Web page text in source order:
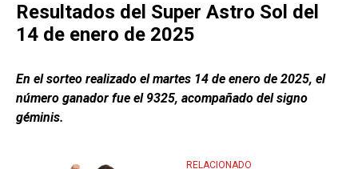
Resultados del Super Astro Sol del
14 de enero de 2025
En el sorteo realizado el martes 14 de enero de 2025, el
número ganador fue el 9325, acompañado del signo
géminis.
RELACIONADO